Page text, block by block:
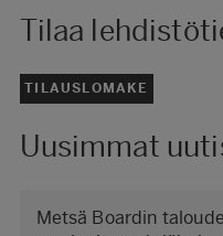
Tilaa
TILAUSLOMAKE
Uusimmat
Metsä Boardin